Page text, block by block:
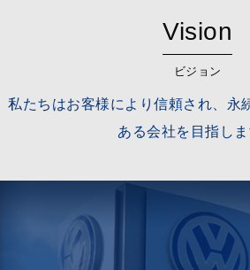
Vision
ビジョン
私たちはお客様により信頼され、永
ある会社を目指しま